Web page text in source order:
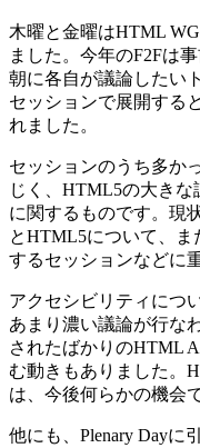
木曜と金曜はHTML
ました。今年のF2Fは
朝に各自が議論したい
セッションで展開する
れました。
セッションのうち多か
じく、HTML5の大き
に関するものです。現
とHTML5について、ま
するセッションなどに
アクセシビリティにつ
あまり濃い議論が行な
されたばかりのHTML
む動きもありました。
は、今後何らかの機会
他にも、Plenary Dayに